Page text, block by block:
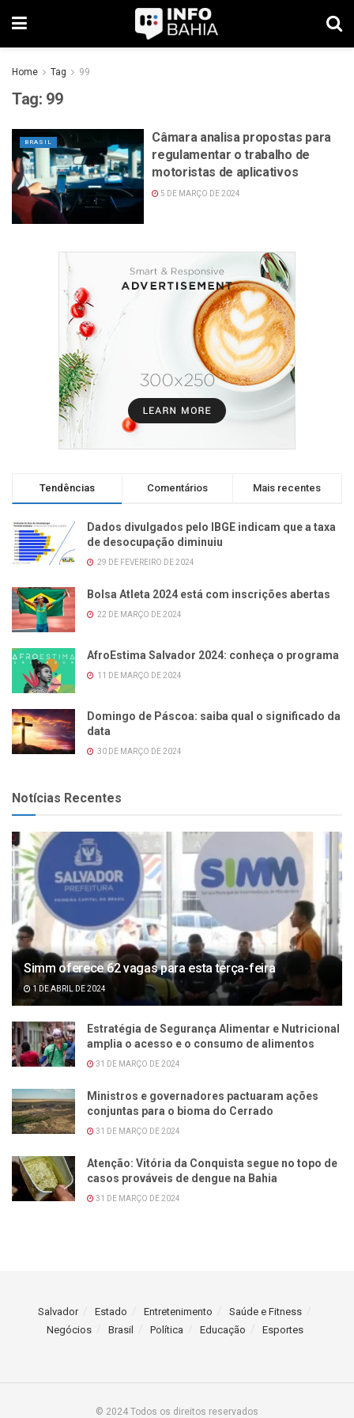
Home Tag 99
Tag: 99
BRASIL
Câmara analisa propostas para
regulamentar o trabalho de
motoristas de aplicativos
5 DE MARÇO DE 2024
Tendências Comentários Mais recentes
Dados divulgados pelo IBGE indicam que a taxa
de desocupação diminuiu
29 DE FEVEREIRO DE 2024
Bolsa Atleta 2024 está com inscrições abertas
22 DE MARÇO DE 2024
AfroEstima Salvador 2024: conheça o programa
11 DE MARÇO DE 2024
Domingo de Páscoa: saiba qual o significado da
data
30 DE MARÇO DE 2024
Notícias Recentes
Simm oferece 62 vagas para esta terça-feira
1 DE ABRIL DE 2024
Estratégia de Segurança Alimentar e Nutricional
amplia o acesso e o consumo de alimentos
31 DE MARÇO DE 2024
Ministros e governadores pactuaram ações
conjuntas para o bioma do Cerrado
31 DE MARÇO DE 2024
Atenção: Vitória da Conquista segue no topo de
casos prováveis de dengue na Bahia
31 DE MARÇO DE 2024
Salvador Estado Entretenimento
Saúde e Fitness
Negócios
Brasil Política Educação Esportes
© 2024 Todos os direitos reservados